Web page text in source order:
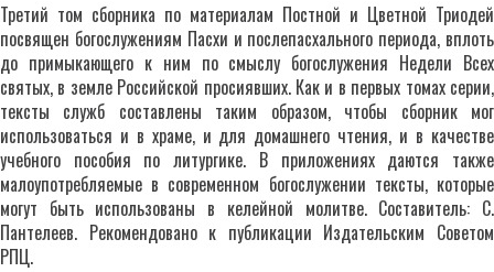
Третий том сборника по материалам Постной и Цветной Триодей
посвящен богослужениям Пасхи и послепасхального периода, вплоть
до примыкающего к ним по смыслу богослужения Недели Всех
святых, в земле Российской просиявших. Как и в первых томах серии,
тексты служб составлены таким образом, чтобы сборник мог
использоваться и в храме, и для домашнего чтения, и в качестве
учебного пособия по литургике. В приложениях даются также
малоупотребляемые в современном богослужении тексты, которые
могут быть использованы в келейной молитве. Составитель: С.
Пантелеев. Рекомендовано к публикации Издательским Советом
РПЦ.